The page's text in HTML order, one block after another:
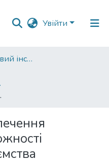
Увійти
Навчально-науковий інститут економіки, управління, права та інформаційних технологій